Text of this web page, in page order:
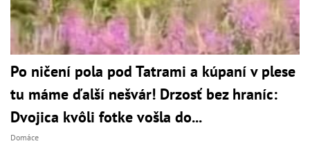
Po ničení pola pod Tatrami a kúpaní v plese
tu máme ďalší nešvár! Drzosť bez hraníc:
Dvojica kvôli fotke vošla do...
Domáce